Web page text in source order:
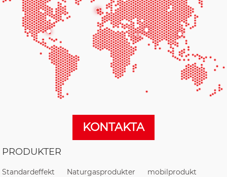
KONTAKTA
PRODUKTER
Standardeffekt Naturgasprodukter
mobilprodukt